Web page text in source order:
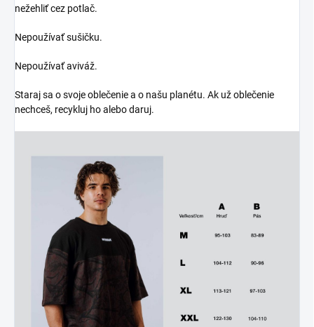
nežehliť cez potlač.
Nepoužívať sušičku.
Nepoužívať aviváž.
Staraj sa o svoje oblečenie a o našu planétu. Ak už oblečenie
nechceš, recykluj ho alebo daruj.